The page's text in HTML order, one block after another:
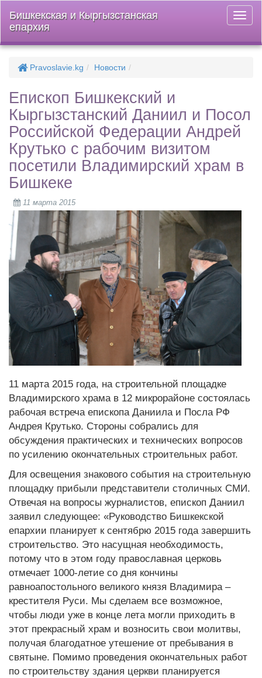
меню
Бишкекская и Кыргызстанская
епархия
Pravoslavie.kg Новости
Епископ Бишкекский и
Кыргызстанский Даниил и Посол
Российской Федерации Андрей
Крутько с рабочим визитом
посетили Владимирский храм в
Бишкеке
11 марта 2015
11 марта 2015 года, на строительной площадке
Владимирского храма в 12 микрорайоне состоялась
рабочая встреча епископа Даниила и Посла РФ
Андрея Крутько. Стороны собрались для
обсуждения практических и технических вопросов
по усилению окончательных строительных работ.
Для освещения знакового события на строительную
площадку прибыли представители столичных СМИ.
Отвечая на вопросы журналистов, епископ Даниил
заявил следующее: «Руководство Бишкекской
епархии планирует к сентябрю 2015 года завершить
строительство. Это насущная необходимость,
потому что в этом году православная церковь
отмечает 1000-летие со дня кончины
равноапостольного великого князя Владимира –
крестителя Руси. Мы сделаем все возможное,
чтобы люди уже в конце лета могли приходить в
этот прекрасный храм и возносить свои молитвы,
получая благодатное утешение от пребывания в
святыне. Помимо проведения окончательных работ
по строительству здания церкви планируется